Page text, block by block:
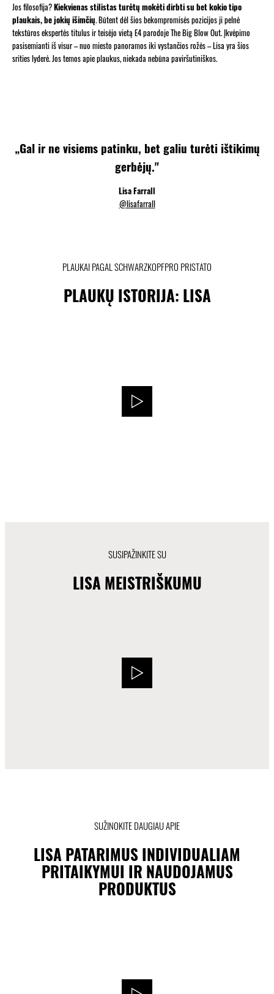
Jos filosofija?Kiekvienas stilistas turėtų mokėti dirbti su bet kokio tipo
plaukais, be jokių išimčių. Būtent dėl ​​šios bekompromisės pozicijos ji pelnė
tekstūros ekspertės titulus ir teisėjo vietą E4 parodoje The Big Blow Out. Įkvėpimo
pasisemianti iš visur – nuo ​​miesto panoramos iki vystančios rožės – Lisa yra šios
srities lyderė. Jos temos apie plaukus, niekada nebūna paviršutiniškos.
„Gal ir ne visiems patinku, bet galiu turėti ištikimų
gerbėjų."
Lisa Farrall
@lisafarrall
PLAUKAI PAGAL SCHWARZKOPFPRO PRISTATO
PLAUKŲ ISTORIJA: LISA
SUSIPAŽINKITE SU
LISA MEISTRIŠKUMU
SUŽINOKITE DAUGIAU APIE
LISA PATARIMUS INDIVIDUALIAM
PRITAIKYMUI IR NAUDOJAMUS
PRODUKTUS